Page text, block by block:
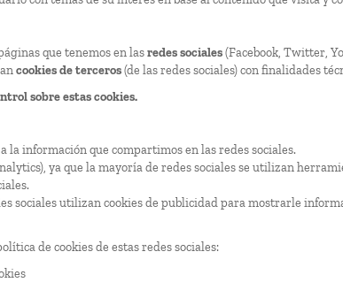
que tenemos en lasredes sociales(Facebook, Twitter,
cookies de terceros(de las redes sociales) con finalidades
sobre estas cookies.
la información que compartimos en las redes sociales.
ya que la mayoría de redes sociales se utilizan
sociales utilizan cookies de publicidad para mostrarle
de cookies de estas redes sociales: